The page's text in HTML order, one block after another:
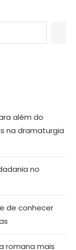
além do
na dramaturgia
no
de conhecer
romana mais